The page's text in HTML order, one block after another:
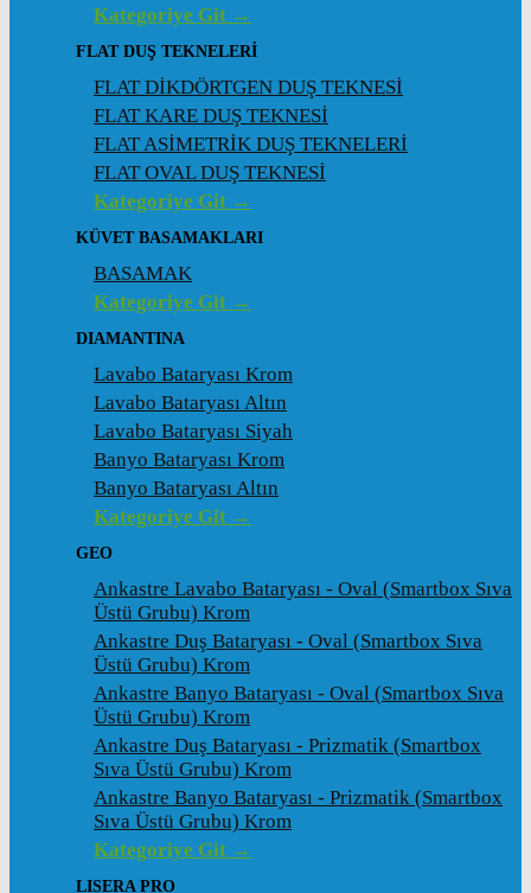
Kategoriye Git →
FLAT DUŞ TEKNELERI
FLAT DİKDÖRTGEN DUŞ TEKNESİ
FLAT KARE DUŞ TEKNESİ
FLAT ASİMETRİK DUŞ TEKNELERİ
FLAT OVAL DUŞ TEKNESİ
Kategoriye Git →
KÜVET BASAMAKLARI
BASAMAK
Kategoriye Git →
DIAMANTINA
Lavabo Bataryası Krom
Lavabo Bataryası Altın
Lavabo Bataryası Siyah
Banyo Bataryası Krom
Banyo Bataryası Altın
Kategoriye Git →
GEO
Ankastre Lavabo Bataryası - Oval (Smartbox Sıva
Üstü Grubu) Krom
Ankastre Duş Bataryası - Oval (Smartbox Sıva
Üstü Grubu) Krom
Ankastre Banyo Bataryası - Oval (Smartbox Sıva
Üstü Grubu) Krom
Ankastre Duş Bataryası - Prizmatik (Smartbox
Sıva Üstü Grubu) Krom
Ankastre Banyo Bataryası - Prizmatik (Smartbox
Sıva Üstü Grubu) Krom
Kategoriye Git →
LISERA PRO